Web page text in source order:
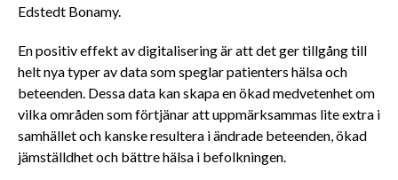
Edstedt Bonamy.
En positiv effekt av digitalisering är att det ger tillgång till
helt nya typer av data som speglar patienters hälsa och
beteenden. Dessa data kan skapa en ökad medvetenhet om
vilka områden som förtjänar att uppmärksammas lite extra i
samhället och kanske resultera i ändrade beteenden, ökad
jämställdhet och bättre hälsa i befolkningen.